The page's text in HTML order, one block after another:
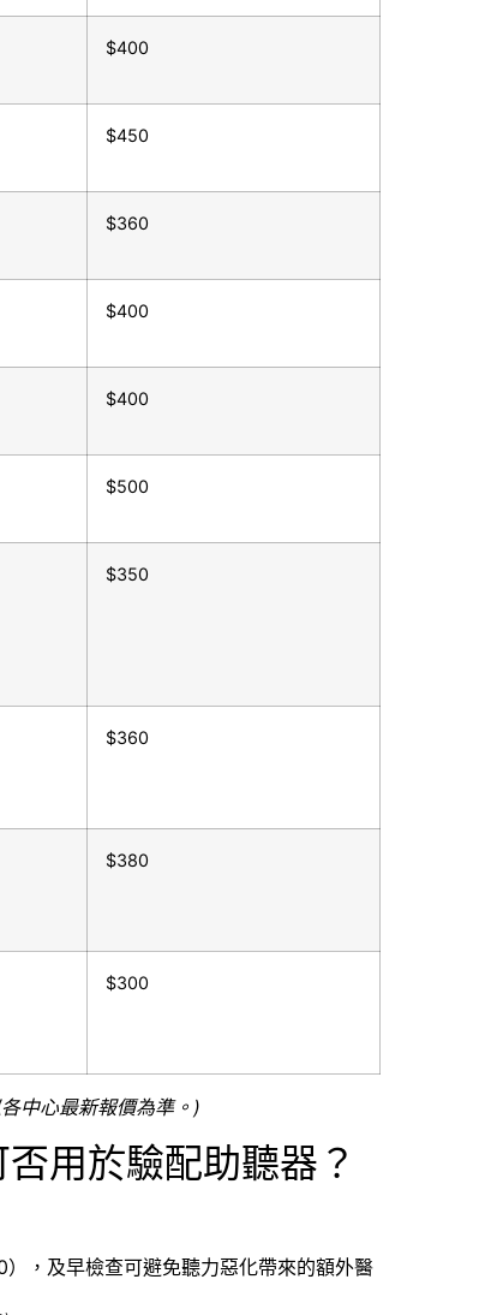
$400
$450
$360
$400
$400
$500
$350
$360
$380
$300
中心最新報價為準。)
用於驗配助聽器？
，及早檢查可避免聽力惡化帶來的額外醫